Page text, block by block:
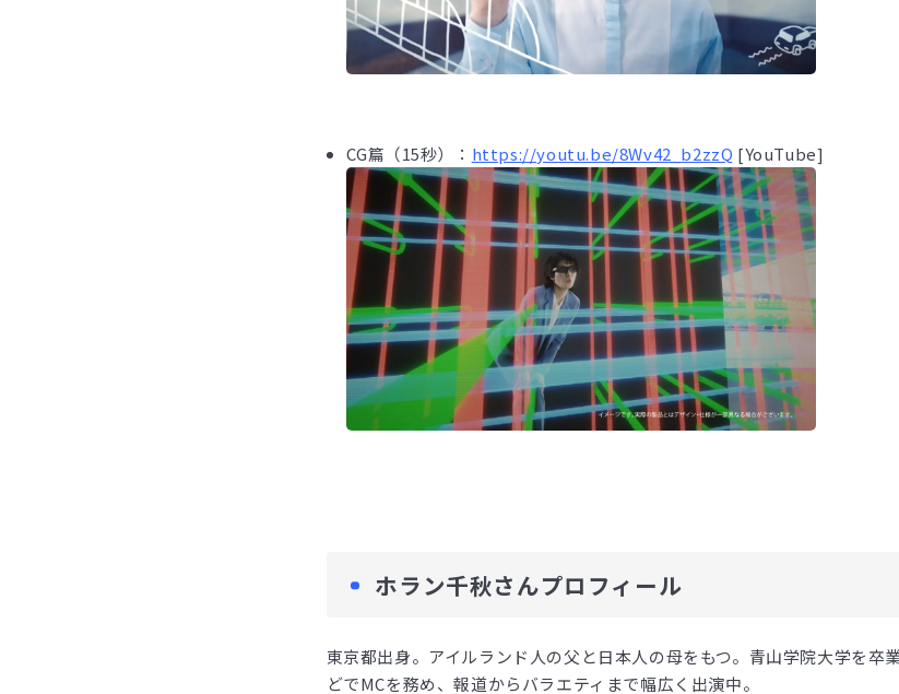
CG篇（15秒）： https://youtu.be/8Wv42_b2zzQ [YouTube]
ホラン千秋さんプロフィール
東京都出身。アイルランド人の父と日本人の母をもつ。青山学院大学を卒
どでMCを務め、報道からバラエティまで幅広く出演中。